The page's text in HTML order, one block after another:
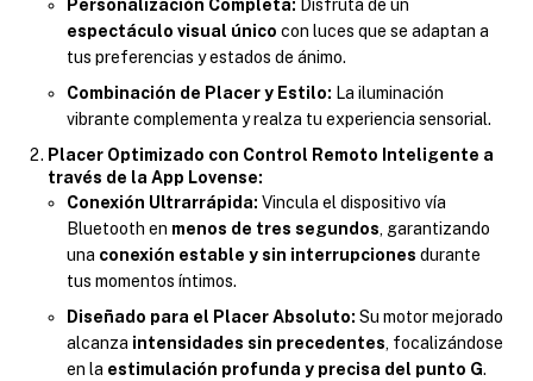
Personalización Completa: Disfruta de un
espectáculo visual único con luces que se adaptan a
tus preferencias y estados de ánimo.
Combinación de Placer y Estilo: La iluminación
vibrante complementa y realza tu experiencia sensorial.
Placer Optimizado con Control Remoto Inteligente a
través de la App Lovense:
Conexión Ultrarrápida: Vincula el dispositivo vía
Bluetooth en menos de tres segundos, garantizando
una conexión estable y sin interrupciones durante
tus momentos íntimos.
Diseñado para el Placer Absoluto: Su motor mejorado
alcanza intensidades sin precedentes, focalizándose
en la estimulación profunda y precisa del punto G.